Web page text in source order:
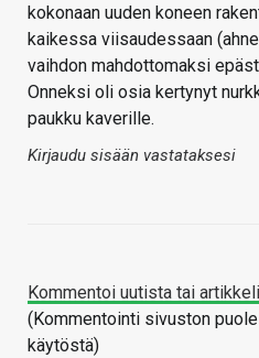
kokonaan uuden koneen
kaikessa viisaudessaan
vaihdon mahdottomaksi
Onneksi oli osia kertynyt
paukku kaverille.
Kirjaudu sisään vastataksesi
Kommentoi uutista tai
(Kommentointi sivuston
käytöstä)